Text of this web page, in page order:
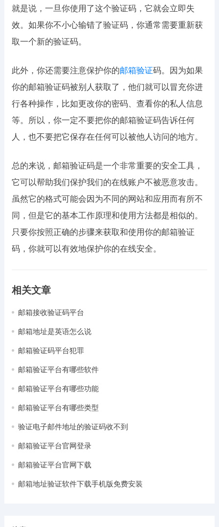
就是说，一旦你使用了这个验证码，它就会立即失
效。如果你不小心输错了验证码，你通常需要重新获
取一个新的验证码。
此外，你还需要注意保护你的邮箱验证码。因为如果
你的邮箱验证码被别人获取了，他们就可以冒充你进
行各种操作，比如更改你的密码、查看你的私人信息
等。所以，你一定不要把你的邮箱验证码告诉任何
人，也不要把它保存在任何可以被他人访问的地方。
总的来说，邮箱验证码是一个非常重要的安全工具，
它可以帮助我们保护我们的在线账户不被恶意攻击。
虽然它的格式可能会因为不同的网站和应用而有所不
同，但是它的基本工作原理和使用方法都是相似的。
只要你按照正确的步骤来获取和使用你的邮箱验证
码，你就可以有效地保护你的在线安全。
相关文章
邮箱接收验证码平台
邮箱地址是英语怎么说
邮箱验证码平台犯罪
邮箱验证平台有哪些软件
邮箱验证平台有哪些功能
邮箱验证平台有哪些类型
验证电子邮件地址的验证码收不到
邮箱验证平台官网登录
邮箱验证平台官网下载
邮箱地址验证软件下载手机版免费安装